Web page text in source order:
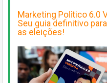
Marketing Político 6.0
Seu guia definitivo
as eleições!